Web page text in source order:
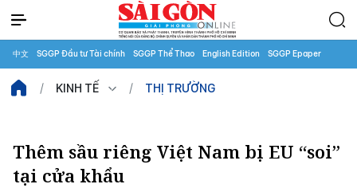
中文 SGGP Đầu tư Tài chính SGGP Thể Thao English Edition SGGP Epaper
KINH TẾ THỊ TRƯỜNG
Thêm sầu riêng Việt Nam bị EU “soi”
tại cửa khẩu